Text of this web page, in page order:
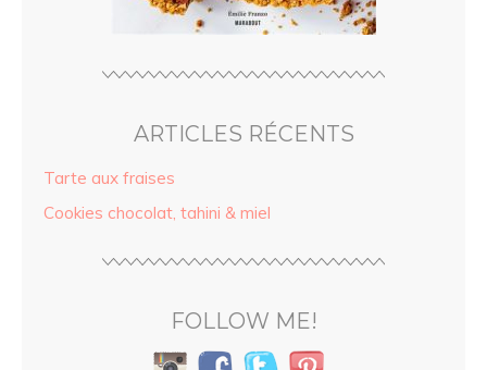
ARTICLES RÉCENTS
Tarte aux fraises
Cookies chocolat, tahini & miel
FOLLOW ME!